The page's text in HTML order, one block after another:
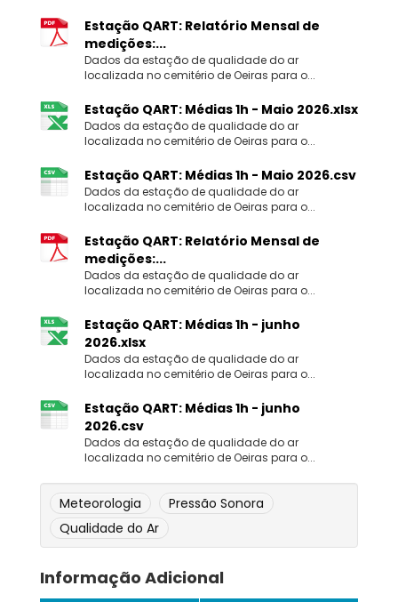
Estação QART: Relatório Mensal de
medições:...
Dados da estação de qualidade do ar
localizada no cemitério de Oeiras para o...
Estação QART: Médias 1h - Maio 2026.xlsx
Dados da estação de qualidade do ar
localizada no cemitério de Oeiras para o...
Estação QART: Médias 1h - Maio 2026.csv
Dados da estação de qualidade do ar
localizada no cemitério de Oeiras para o...
Estação QART: Relatório Mensal de
medições:...
Dados da estação de qualidade do ar
localizada no cemitério de Oeiras para o...
Estação QART: Médias 1h - junho
2026.xlsx
Dados da estação de qualidade do ar
localizada no cemitério de Oeiras para o...
Estação QART: Médias 1h - junho
2026.csv
Dados da estação de qualidade do ar
localizada no cemitério de Oeiras para o...
Meteorologia
Pressão Sonora
Qualidade do Ar
Informação Adicional